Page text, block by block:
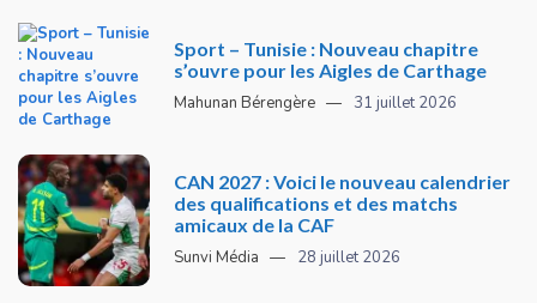
Sport – Tunisie : Nouveau chapitre
s’ouvre pour les Aigles de Carthage
Mahunan Bérengère 31 juillet 2026
CAN 2027 : Voici le nouveau calendrier
des qualifications et des matchs
amicaux de la CAF
Sunvi Média 28 juillet 2026